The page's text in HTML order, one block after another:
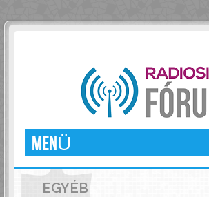
MENÜ
EGYÉB